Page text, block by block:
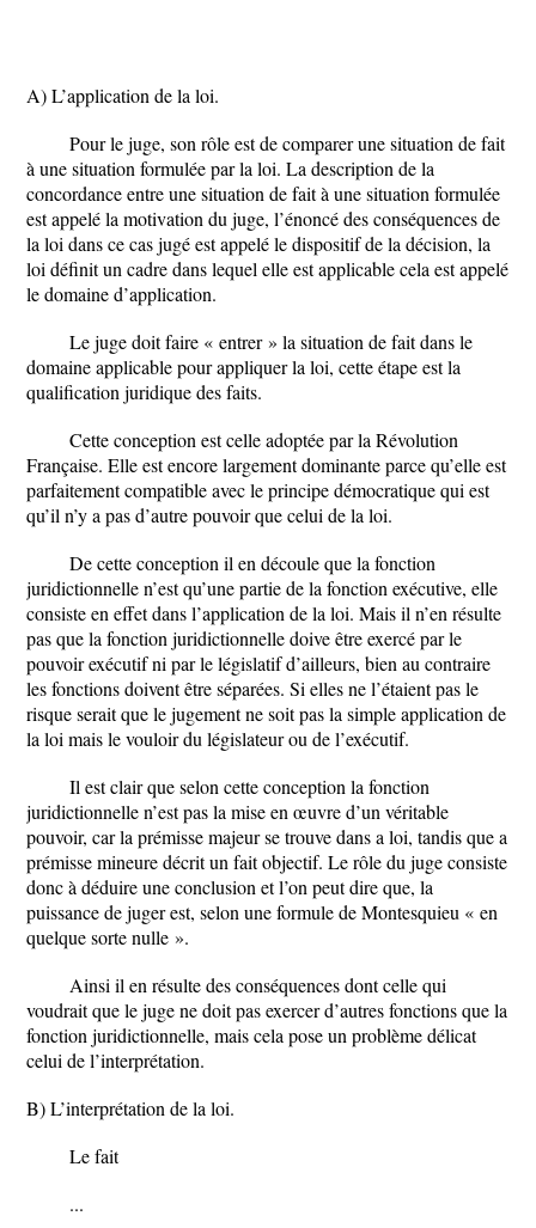
A) L’application de la loi.
Pour le juge, son rôle est de comparer une situation de fait
à une situation formulée par la loi. La description de la
concordance entre une situation de fait à une situation formulée
est appelé la motivation du juge, l’énoncé des conséquences de
la loi dans ce cas jugé est appelé le dispositif de la décision, la
loi définit un cadre dans lequel elle est applicable cela est appelé
le domaine d’application.
Le juge doit faire « entrer » la situation de fait dans le
domaine applicable pour appliquer la loi, cette étape est la
qualification juridique des faits.
Cette conception est celle adoptée par la Révolution
Française. Elle est encore largement dominante parce qu’elle est
parfaitement compatible avec le principe démocratique qui est
qu’il n’y a pas d’autre pouvoir que celui de la loi.
De cette conception il en découle que la fonction
juridictionnelle n’est qu’une partie de la fonction exécutive, elle
consiste en effet dans l’application de la loi. Mais il n’en résulte
pas que la fonction juridictionnelle doive être exercé par le
pouvoir exécutif ni par le législatif d’ailleurs, bien au contraire
les fonctions doivent être séparées. Si elles ne l’étaient pas le
risque serait que le jugement ne soit pas la simple application de
la loi mais le vouloir du législateur ou de l’exécutif.
Il est clair que selon cette conception la fonction
juridictionnelle n’est pas la mise en œuvre d’un véritable
pouvoir, car la prémisse majeur se trouve dans a loi, tandis que a
prémisse mineure décrit un fait objectif. Le rôle du juge consiste
donc à déduire une conclusion et l’on peut dire que, la
puissance de juger est, selon une formule de Montesquieu « en
quelque sorte nulle ».
Ainsi il en résulte des conséquences dont celle qui
voudrait que le juge ne doit pas exercer d’autres fonctions que la
fonction juridictionnelle, mais cela pose un problème délicat
celui de l’interprétation.
B) L’interprétation de la loi.
Le fait
...